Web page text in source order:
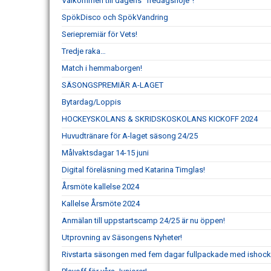
SpökDisco och SpökVandring
Seriepremiär för Vets!
Tredje raka…
Match i hemmaborgen!
SÄSONGSPREMIÄR A-LAGET
Bytardag/Loppis
HOCKEYSKOLANS & SKRIDSKOSKOLANS KICKOFF 2024
Huvudtränare för A-laget säsong 24/25
Målvaktsdagar 14-15 juni
Digital föreläsning med Katarina Timglas!
Årsmöte kallelse 2024
Kallelse Årsmöte 2024
Anmälan till uppstartscamp 24/25 är nu öppen!
Utprovning av Säsongens Nyheter!
Rivstarta säsongen med fem dagar fullpackade med